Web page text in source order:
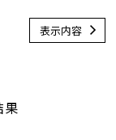
表示内容
果